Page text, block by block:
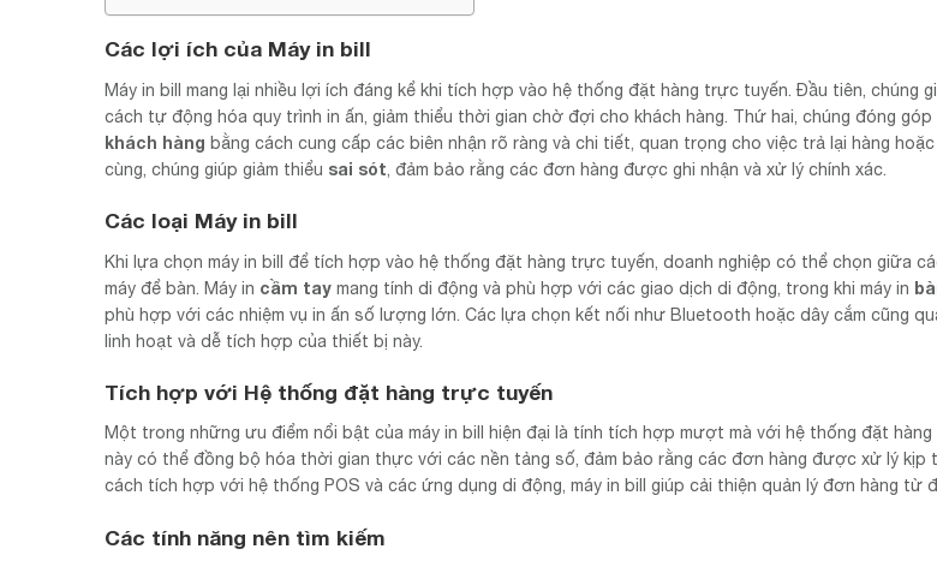
Các lợi ích của Máy in bill
Máy in bill mang lại nhiều lợi ích đáng kể khi tích hợp vào hệ thống đặt hàng trực tuyến. Đầu tiên, chúng
cách tự động hóa quy trình in ấn, giảm thiểu thời gian chờ đợi cho khách hàng. Thứ hai, chúng đóng góp
khách hàng bằng cách cung cấp các biên nhận rõ ràng và chi tiết, quan trọng cho việc trả lại hàng
cùng, chúng giúp giảm thiểu sai sót , đảm bảo rằng các đơn hàng được ghi nhận và xử lý chính xác.
Các loại Máy in bill
Khi lựa chọn máy in bill để tích hợp vào hệ thống đặt hàng trực tuyến, doanh nghiệp có thể chọn giữa
máy để bàn. Máy in cầm tay mang tính di động và phù hợp với các giao dịch di động, trong khi máy in
phù hợp với các nhiệm vụ in ấn số lượng lớn. Các lựa chọn kết nối như Bluetooth hoặc dây cắm cũng
linh hoạt và dễ tích hợp của thiết bị này.
Tích hợp với Hệ thống đặt hàng trực tuyến
Một trong những ưu điểm nổi bật của máy in bill hiện đại là tính tích hợp mượt mà với hệ thống đặt
này có thể đồng bộ hóa thời gian thực với các nền tảng số, đảm bảo rằng các đơn hàng được xử lý kịp
cách tích hợp với hệ thống POS và các ứng dụng di động, máy in bill giúp cải thiện quản lý đơn hàng từ
Các tính năng nên tìm kiếm